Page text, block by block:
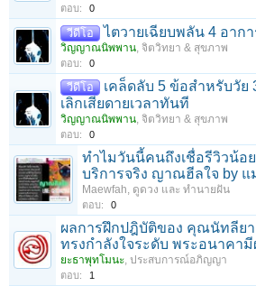
ตอบ: 0
วีดีโอ ไตวายเฉียบพลัน 4 อาก
วิญญาณนิพพาน, จิตวิทยา & สุขภาพ
ตอบ: 0
วีดีโอ
เคล็ดลับ 5 ข้อสำหรับวัย
เลิกเสียดายเวลาทันที
วิญญาณนิพพาน, จิตวิทยา & สุขภาพ
ตอบ: 0
ทำไมวันนี้คนถึงเชื่อรีวิวน้อ
บริการจริง ญาณฮีลใจ by แ
Maewfah, ดูดวง และ ทำนายฝัน
ตอบ: 0
ผลการฝึกปฎิบัติของ คุณนัทลีย
ทรงกำลังใจระดับ พระอนาคามี
ยะธาพุทโมนะ, ประสบการณ์อภิญญา
ตอบ: 1